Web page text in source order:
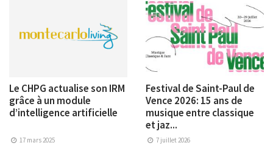
Le CHPG actualise son IRM
grâce à un module
d’intelligence artificielle
17 mars 2025
Festival de Saint-Paul de
Vence 2026: 15 ans de
musique entre classique
et jaz...
7 juillet 2026